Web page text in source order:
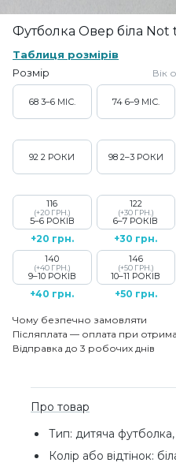
Футболка Овер біла Not
Таблиця розмірів
Розмір Вік
68 3–6 МІС. 74 6–9 МІС.
92 2 РОКИ 98 2–3 РОКИ
116
(+20 ГРН.)
5–6 РОКІВ
+20 грн.
122
(+30 ГРН.)
6–7 РОКІВ
+30 грн.
140
(+40 ГРН.)
9–10 РОКІВ
+40 грн.
146
(+50 ГРН.)
10–11 РОКІВ
+50 грн.
Чому безпечно замовляти
Післяплата — оплата при
Відправка до 3 робочих днів
Про товар
Тип: дитяча
Колір або відтінок: